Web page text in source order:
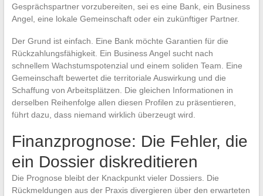
Gesprächspartner vorzubereiten, sei es eine Bank, ein Business
Angel, eine lokale Gemeinschaft oder ein zukünftiger Partner.
Der Grund ist einfach. Eine Bank möchte Garantien für die
Rückzahlungsfähigkeit. Ein Business Angel sucht nach
schnellem Wachstumspotenzial und einem soliden Team. Eine
Gemeinschaft bewertet die territoriale Auswirkung und die
Schaffung von Arbeitsplätzen. Die gleichen Informationen in
derselben Reihenfolge allen diesen Profilen zu präsentieren,
führt dazu, dass niemand wirklich überzeugt wird.
Finanzprognose: Die Fehler, die
ein Dossier diskreditieren
Die Prognose bleibt der Knackpunkt vieler Dossiers. Die
Rückmeldungen aus der Praxis divergieren über den erwarteten